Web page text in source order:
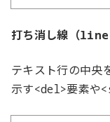
打ち消し線（
テキスト行の中央
示す<del>要素や